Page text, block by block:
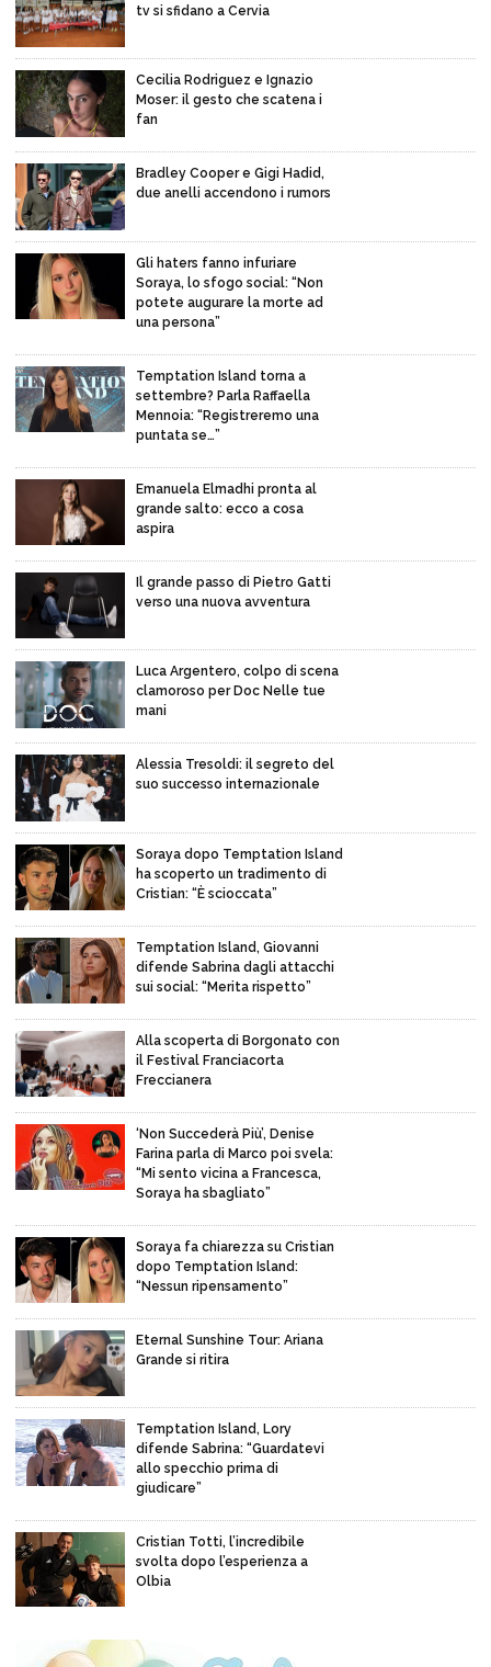
tv si sfidano a Cervia
Cecilia Rodriguez e Ignazio
Moser: il gesto che scatena i
fan
Bradley Cooper e Gigi Hadid,
due anelli accendono i rumors
Gli haters fanno infuriare
Soraya, lo sfogo social: “Non
potete augurare la morte ad
una persona”
Temptation Island torna a
settembre? Parla Raffaella
Mennoia: “Registreremo una
puntata se…”
Emanuela Elmadhi pronta al
grande salto: ecco a cosa
aspira
Il grande passo di Pietro Gatti
verso una nuova avventura
Luca Argentero, colpo di scena
clamoroso per Doc Nelle tue
mani
Alessia Tresoldi: il segreto del
suo successo internazionale
Soraya dopo Temptation Island
ha scoperto un tradimento di
Cristian: “È scioccata”
Temptation Island, Giovanni
difende Sabrina dagli attacchi
sui social: “Merita rispetto”
Alla scoperta di Borgonato con
il Festival Franciacorta
Freccianera
‘Non Succederà Più’, Denise
Farina parla di Marco poi svela:
“Mi sento vicina a Francesca,
Soraya ha sbagliato”
Soraya fa chiarezza su Cristian
dopo Temptation Island:
“Nessun ripensamento”
Eternal Sunshine Tour: Ariana
Grande si ritira
Temptation Island, Lory
difende Sabrina: “Guardatevi
allo specchio prima di
giudicare”
Cristian Totti, l’incredibile
svolta dopo l’esperienza a
Olbia